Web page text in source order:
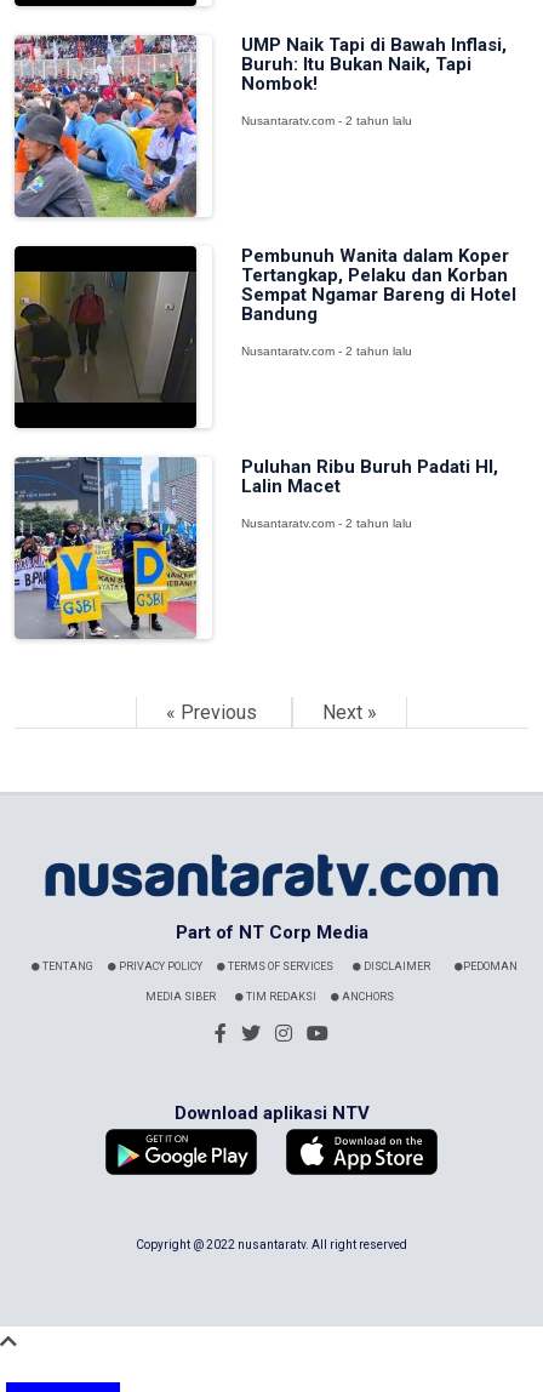
UMP Naik Tapi di Bawah Inflasi,
Buruh: Itu Bukan Naik, Tapi
Nombok!
Nusantaratv.com - 2 tahun lalu
Pembunuh Wanita dalam Koper
Tertangkap, Pelaku dan Korban
Sempat Ngamar Bareng di Hotel
Bandung
Nusantaratv.com - 2 tahun lalu
Puluhan Ribu Buruh Padati HI,
Lalin Macet
Nusantaratv.com - 2 tahun lalu
« Previous Next »
Part of NT Corp Media
TENTANG PRIVACY POLICY TERMS OF SERVICES DISCLAIMER PEDOMAN
MEDIA SIBER TIM REDAKSI ANCHORS
Download aplikasi NTV
Copyright @ 2022 nusantaratv. All right reserved